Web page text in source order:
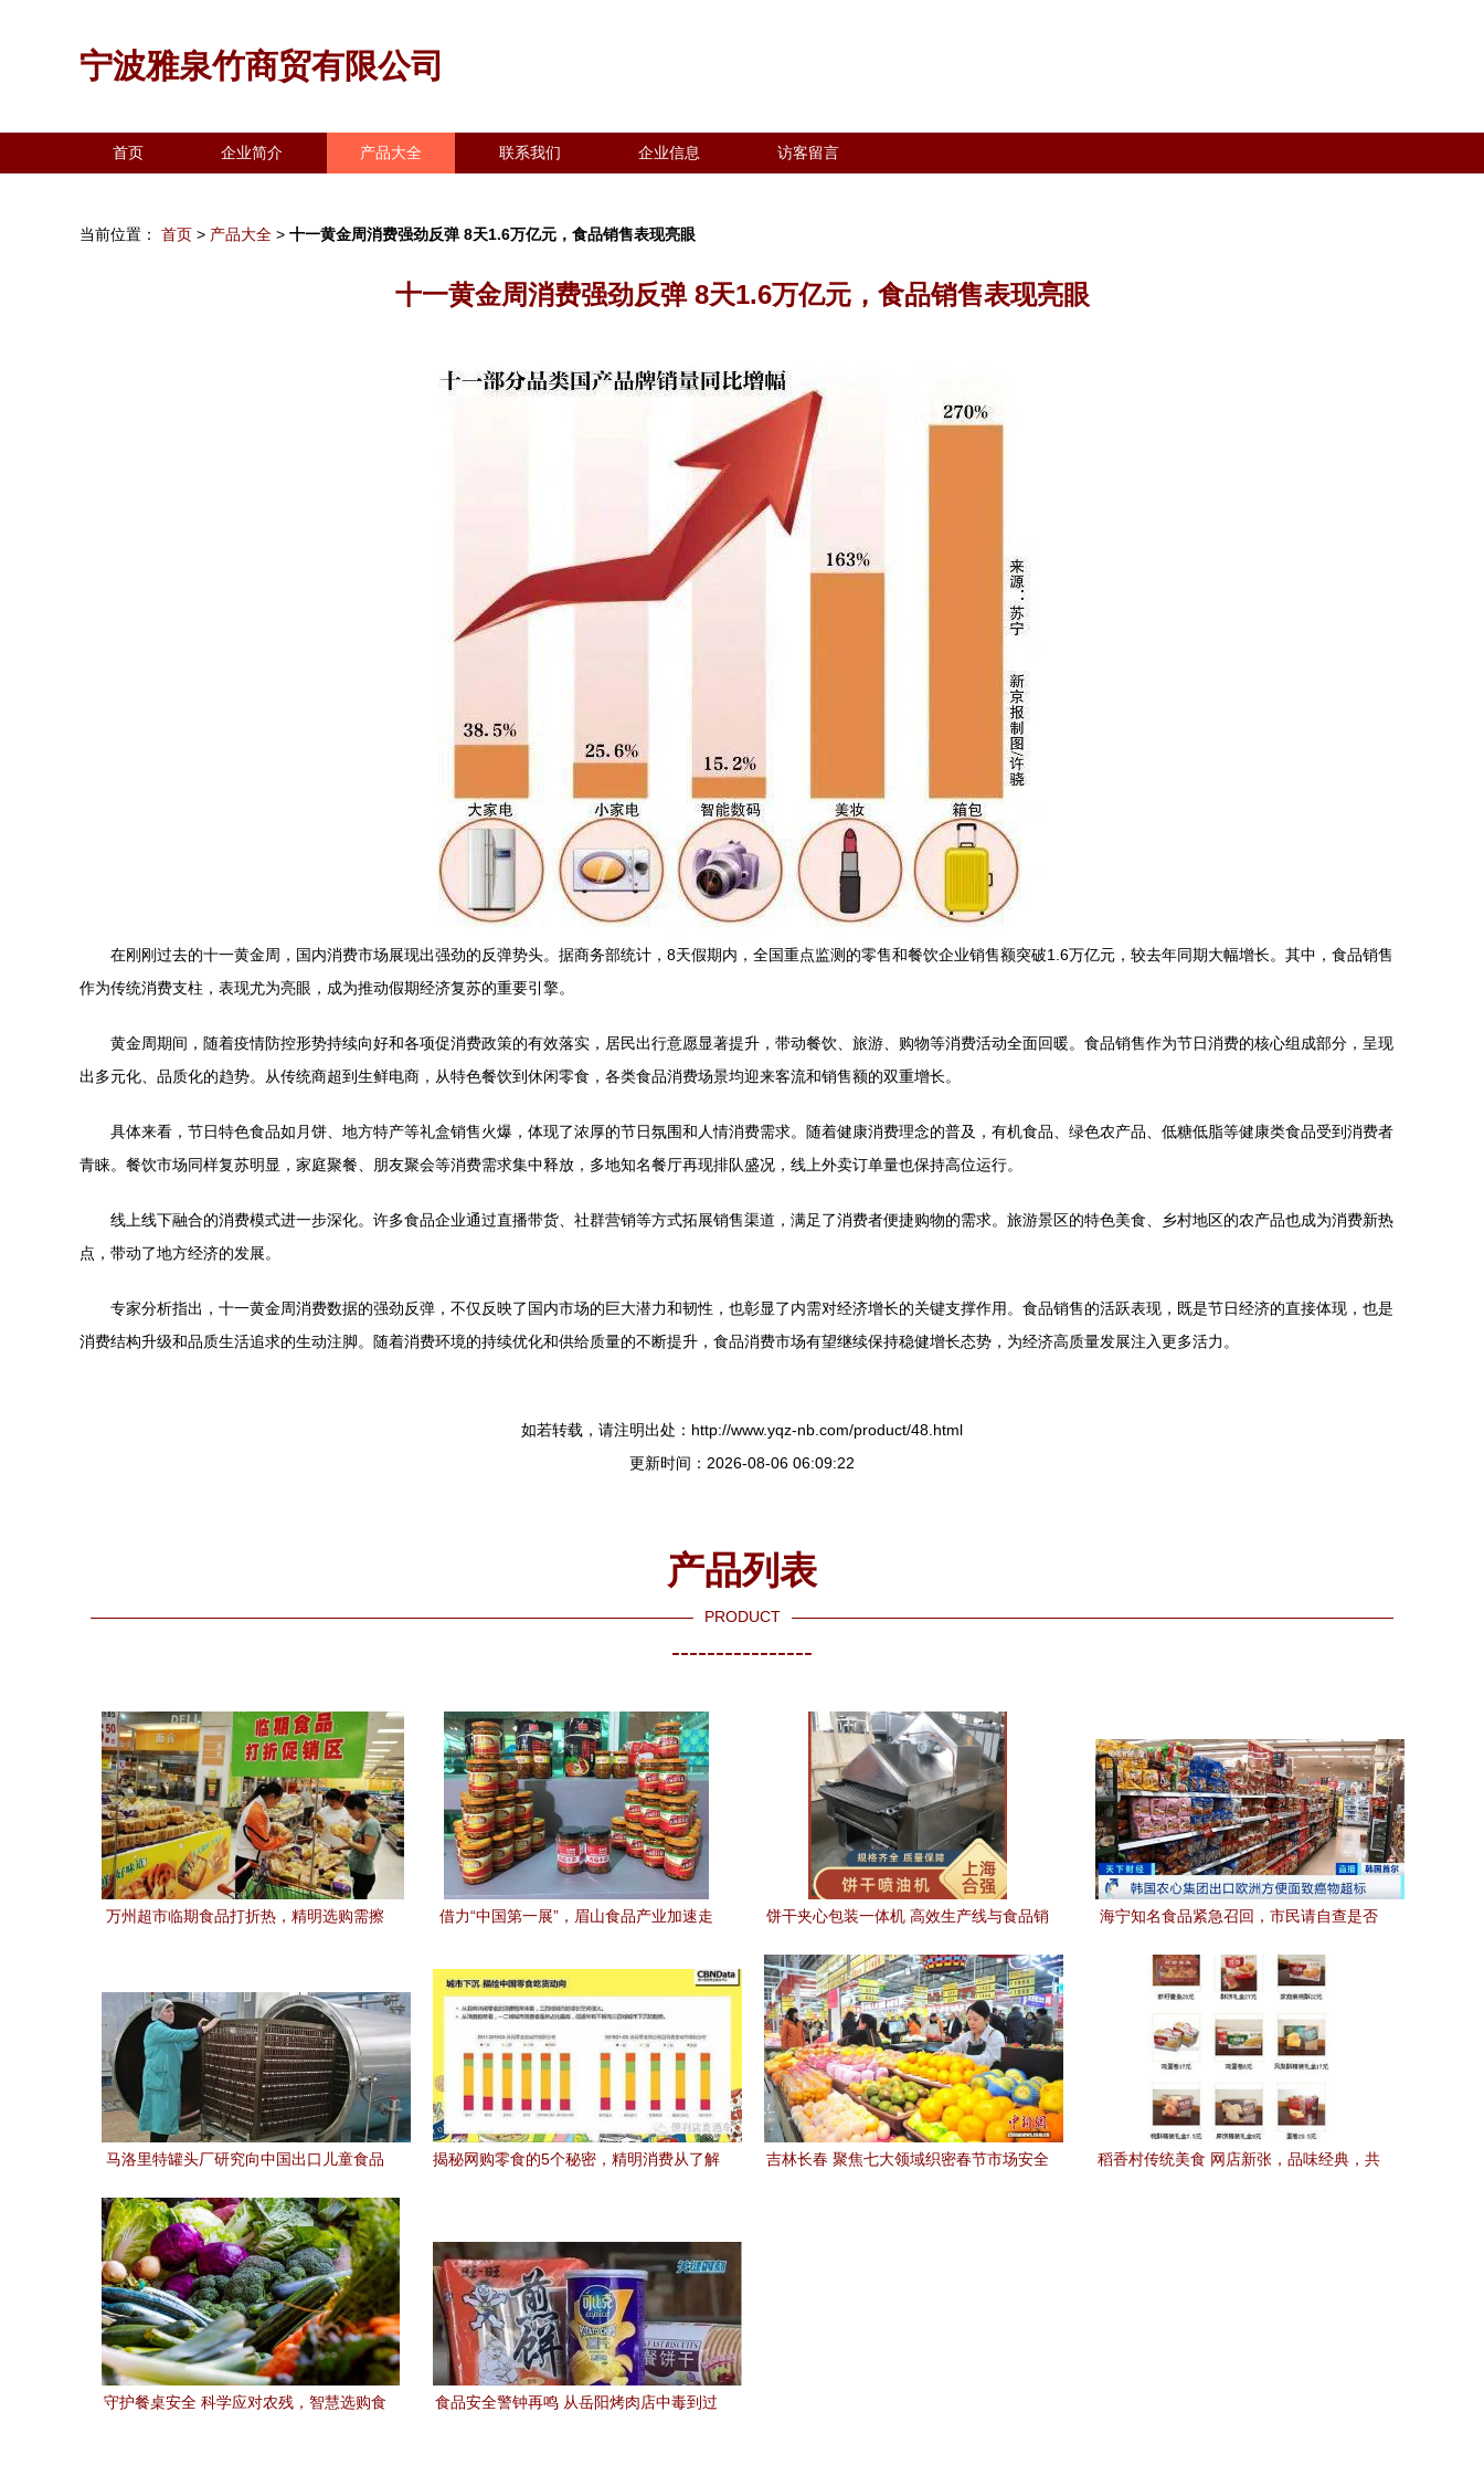
宁波雅泉竹商贸有限公司
首页 企业简介 产品大全 联系我们 企业信息 访客留言
当前位置： 首页 > 产品大全 > 十一黄金周消费强劲反弹 8天1.6万亿元，食品销售表现亮眼
十一黄金周消费强劲反弹 8天1.6万亿元，食品销售表现亮眼
在刚刚过去的十一黄金周，国内消费市场展现出强劲的反弹势头。据商务部统计，8天假期内，全国重点监测的零售和餐饮企业销售额突破1.6万亿元，较去年同期大幅增长。其中，食品销售
作为传统消费支柱，表现尤为亮眼，成为推动假期经济复苏的重要引擎。
黄金周期间，随着疫情防控形势持续向好和各项促消费政策的有效落实，居民出行意愿显著提升，带动餐饮、旅游、购物等消费活动全面回暖。食品销售作为节日消费的核心组成部分，呈现
出多元化、品质化的趋势。从传统商超到生鲜电商，从特色餐饮到休闲零食，各类食品消费场景均迎来客流和销售额的双重增长。
具体来看，节日特色食品如月饼、地方特产等礼盒销售火爆，体现了浓厚的节日氛围和人情消费需求。随着健康消费理念的普及，有机食品、绿色农产品、低糖低脂等健康类食品受到消费者
青睐。餐饮市场同样复苏明显，家庭聚餐、朋友聚会等消费需求集中释放，多地知名餐厅再现排队盛况，线上外卖订单量也保持高位运行。
线上线下融合的消费模式进一步深化。许多食品企业通过直播带货、社群营销等方式拓展销售渠道，满足了消费者便捷购物的需求。旅游景区的特色美食、乡村地区的农产品也成为消费新热
点，带动了地方经济的发展。
专家分析指出，十一黄金周消费数据的强劲反弹，不仅反映了国内市场的巨大潜力和韧性，也彰显了内需对经济增长的关键支撑作用。食品销售的活跃表现，既是节日经济的直接体现，也是
消费结构升级和品质生活追求的生动注脚。随着消费环境的持续优化和供给质量的不断提升，食品消费市场有望继续保持稳健增长态势，为经济高质量发展注入更多活力。
如若转载，请注明出处：http://www.yqz-nb.com/product/48.html
更新时间：2026-08-06 06:09:22
产品列表
PRODUCT
----------------
万州超市临期食品打折热，精明选购需擦
借力“中国第一展”，眉山食品产业加速走
饼干夹心包装一体机 高效生产线与食品销
海宁知名食品紧急召回，市民请自查是否
马洛里特罐头厂研究向中国出口儿童食品
揭秘网购零食的5个秘密，精明消费从了解
吉林长春 聚焦七大领域织密春节市场安全
稻香村传统美食 网店新张，品味经典，共
守护餐桌安全 科学应对农残，智慧选购食
食品安全警钟再鸣 从岳阳烤肉店中毒到过